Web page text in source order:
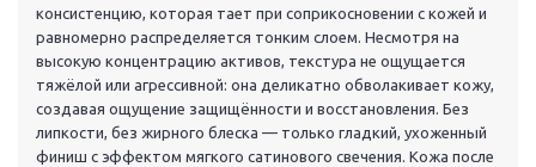
консистенцию, которая тает при соприкосновении с кожей и
равномерно распределяется тонким слоем. Несмотря на
высокую концентрацию активов, текстура не ощущается
тяжёлой или агрессивной: она деликатно обволакивает кожу,
создавая ощущение защищённости и восстановления. Без
липкости, без жирного блеска — только гладкий, ухоженный
финиш с эффектом мягкого сатинового свечения. Кожа после